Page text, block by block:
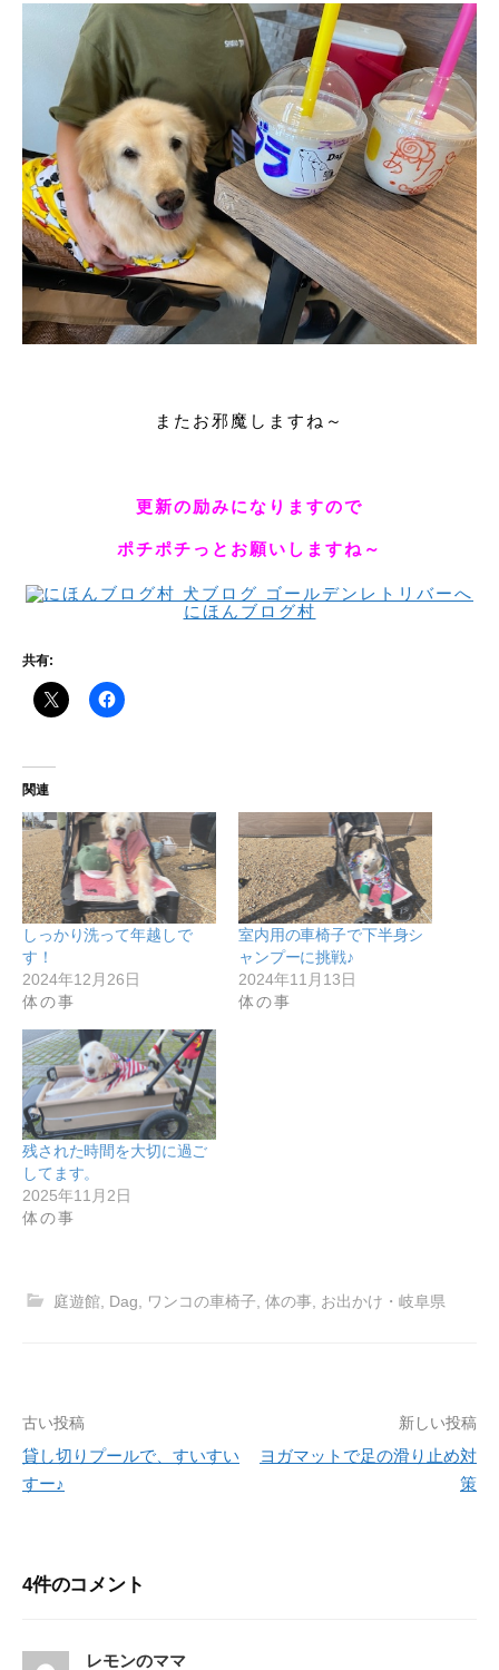
またお邪魔しますね～
更新の励みになりますので
ポチポチっとお願いしますね～
にほんブログ村
共有:
関連
しっかり洗って年越しで
す！
2024年12月26日
体の事
室内用の車椅子で下半身シ
ャンプーに挑戦♪
2024年11月13日
体の事
残された時間を大切に過ご
してます。
2025年11月2日
体の事
庭遊館 Dag ワンコの車椅子 体の事 お出かけ・岐阜県
投
稿
ゲ
古い投稿
貸し切りプールで、すいすい
すー♪
新しい投稿
ヨガマットで足の滑り止め対
策
4件のコメント
レモンのママ